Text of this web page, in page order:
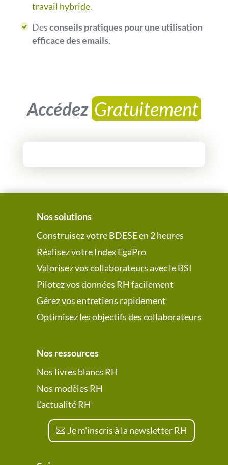
travail hybride.
Desconseils pratiques pour une utilisation
efficace des emails.
Accédez Gratuitement
Nos solutions
Construisez votre BDESE en 2 heures
Réalisez votre Index EgaPro
Valorisez vos collaborateurs avec le BSI
Pilotez vos données RH facilement
Gérez vos entretiens rapidement
Optimisez les objectifs des collaborateurs
Nos ressources
Nos livres blancs RH
Nos modèles RH
L’actualité RH
Je m'inscris à la newsletter RH